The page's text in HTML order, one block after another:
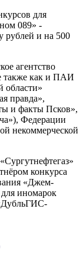
для
089» -
рублей и на 500
агентство
также как и ПАИ
области»
правда»,
и факты Псков»,
Федерации
некоммерческой
конкурса
«Джем-
для иномарок